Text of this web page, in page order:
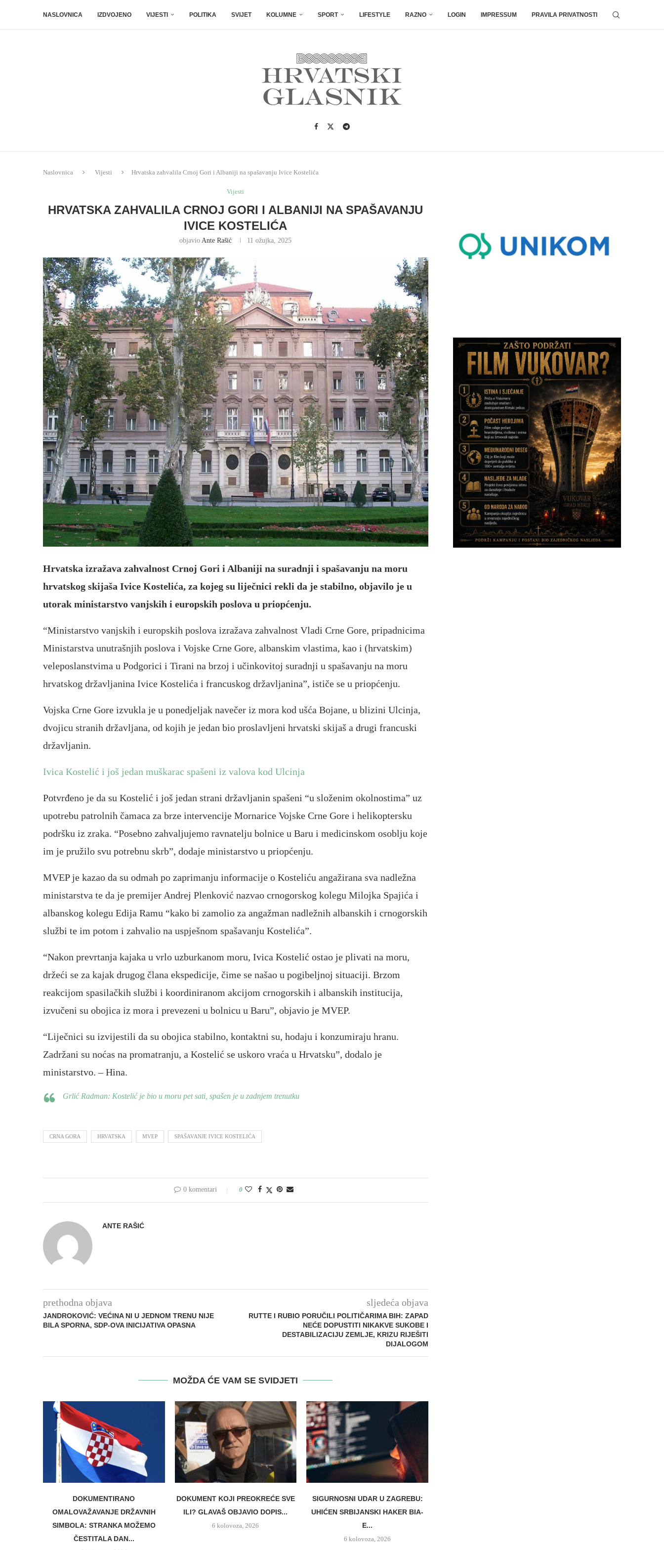
NASLOVNICA IZDVOJENO VIJESTI POLITIKA SVIJET KOLUMNE SPORT LIFESTYLE RAZNO LOGIN IMPRESSUM PRAVILA PRIVATNOSTI
Naslovnica Vijesti Hrvatska zahvalila Crnoj Gori i Albaniji na spašavanju Ivice Kostelića
Vijesti
HRVATSKA ZAHVALILA CRNOJ GORI I ALBANIJI NA SPAŠAVANJU
IVICE KOSTELIĆA
objavioAnte Rašić 11 ožujka, 2025
Hrvatska izražava zahvalnost Crnoj Gori i Albaniji na suradnji i spašavanju na moru
hrvatskog skijaša Ivice Kostelića, za kojeg su liječnici rekli da je stabilno, objavilo je u
utorak ministarstvo vanjskih i europskih poslova u priopćenju.
“Ministarstvo vanjskih i europskih poslova izražava zahvalnost Vladi Crne Gore, pripadnicima
Ministarstva unutrašnjih poslova i Vojske Crne Gore, albanskim vlastima, kao i (hrvatskim)
veleposlanstvima u Podgorici i Tirani na brzoj i učinkovitoj suradnji u spašavanju na moru
hrvatskog državljanina Ivice Kostelića i francuskog državljanina”, ističe se u priopćenju.
Vojska Crne Gore izvukla je u ponedjeljak navečer iz mora kod ušća Bojane, u blizini Ulcinja,
dvojicu stranih državljana, od kojih je jedan bio proslavljeni hrvatski skijaš a drugi francuski
državljanin.
Ivica Kostelić i još jedan muškarac spašeni iz valova kod Ulcinja
Potvrđeno je da su Kostelić i još jedan strani državljanin spašeni “u složenim okolnostima” uz
upotrebu patrolnih čamaca za brze intervencije Mornarice Vojske Crne Gore i helikoptersku
podršku iz zraka. “Posebno zahvaljujemo ravnatelju bolnice u Baru i medicinskom osoblju koje
im je pružilo svu potrebnu skrb”, dodaje ministarstvo u priopćenju.
MVEP je kazao da su odmah po zaprimanju informacije o Kosteliću angažirana sva nadležna
ministarstva te da je premijer Andrej Plenković nazvao crnogorskog kolegu Milojka Spajića i
albanskog kolegu Edija Ramu “kako bi zamolio za angažman nadležnih albanskih i crnogorskih
službi te im potom i zahvalio na uspješnom spašavanju Kostelića”.
“Nakon prevrtanja kajaka u vrlo uzburkanom moru, Ivica Kostelić ostao je plivati na moru,
držeći se za kajak drugog člana ekspedicije, čime se našao u pogibeljnoj situaciji. Brzom
reakcijom spasilačkih službi i koordiniranom akcijom crnogorskih i albanskih institucija,
izvučeni su obojica iz mora i prevezeni u bolnicu u Baru”, objavio je MVEP.
“Liječnici su izvijestili da su obojica stabilno, kontaktni su, hodaju i konzumiraju hranu.
Zadržani su noćas na promatranju, a Kostelić se uskoro vraća u Hrvatsku”, dodalo je
ministarstvo. – Hina.
Grlić Radman: Kostelić je bio u moru pet sati, spašen je u zadnjem trenutku
CRNA GORA HRVATSKA MVEP SPAŠAVANJE IVICE KOSTELIĆA
0 komentari 0
ANTE RAŠIĆ
prethodna objava
JANDROKOVIĆ: VEĆINA NI U JEDNOM TRENU NIJE
BILA SPORNA, SDP-OVA INICIJATIVA OPASNA
sljedeća objava
RUTTE I RUBIO PORUČILI POLITIČARIMA BIH: ZAPAD
NEĆE DOPUSTITI NIKAKVE SUKOBE I
DESTABILIZACIJU ZEMLJE, KRIZU RIJEŠITI
DIJALOGOM
MOŽDA ĆE VAM SE SVIDJETI
DOKUMENTIRANO
OMALOVAŽAVANJE DRŽAVNIH
SIMBOLA: STRANKA MOŽEMO
ČESTITALA DAN...
DOKUMENT KOJI PREOKREĆE SVE
ILI? GLAVAŠ OBJAVIO DOPIS...
6 kolovoza, 2026
SIGURNOSNI UDAR U ZAGREBU:
UHIĆEN SRBIJANSKI HAKER BIA-
E...
6 kolovoza, 2026